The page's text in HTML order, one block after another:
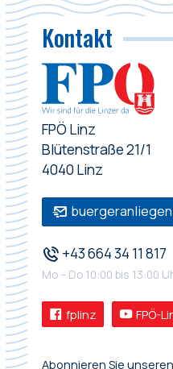
Kontakt
FPÖ Linz
Blütenstraße 21/1
4040 Linz
+43 664 34 11 817
Mo – Do 10:00 bis 13:00
fplinz FPÖ-
Abonnieren Sie